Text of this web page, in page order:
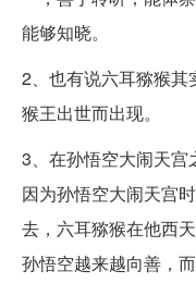
能够知晓。
2、也有说六耳猕猴
猴王出世而出现。
3、在孙悟空大闹天宫
因为孙悟空大闹天宫
去，六耳猕猴在他西
孙悟空越来越向善，